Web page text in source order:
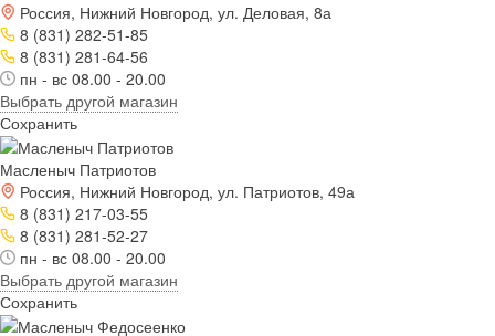
Россия, Нижний Новгород, ул. Деловая, 8а
8 (831) 282-51-85
8 (831) 281-64-56
пн - вс 08.00 - 20.00
Выбрать другой магазин
Сохранить
Масленыч Патриотов
Россия, Нижний Новгород, ул. Патриотов, 49а
8 (831) 217-03-55
8 (831) 281-52-27
пн - вс 08.00 - 20.00
Выбрать другой магазин
Сохранить